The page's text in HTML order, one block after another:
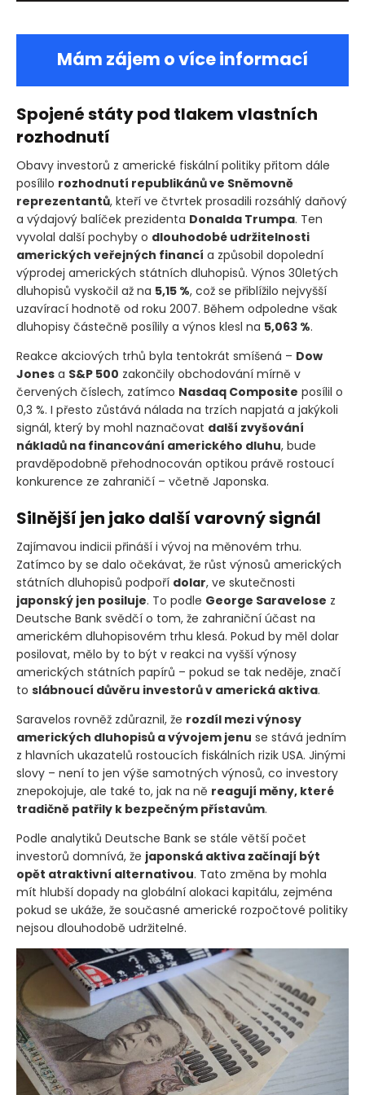
Mám zájem o více informací
Spojené státy pod tlakem vlastních
rozhodnutí
Obavy investorů z americké fiskální politiky přitom dále
posílilo rozhodnutí republikánů ve Sněmovně
reprezentantů, kteří ve čtvrtek prosadili rozsáhlý daňový
a výdajový balíček prezidenta Donalda Trumpa. Ten
vyvolal další pochyby o dlouhodobé udržitelnosti
amerických veřejných financí a způsobil dopolední
výprodej amerických státních dluhopisů. Výnos 30letých
dluhopisů vyskočil až na 5,15 %, což se přiblížilo nejvyšší
uzavírací hodnotě od roku 2007. Během odpoledne však
dluhopisy částečně posílily a výnos klesl na 5,063 %.
Reakce akciových trhů byla tentokrát smíšená – Dow
Jones a S&P 500 zakončily obchodování mírně v
červených číslech, zatímco Nasdaq Composite posílil o
0,3 %. I přesto zůstává nálada na trzích napjatá a jakýkoli
signál, který by mohl naznačovat další zvyšování
nákladů na financování amerického dluhu, bude
pravděpodobně přehodnocován optikou právě rostoucí
konkurence ze zahraničí – včetně Japonska.
Silnější jen jako další varovný signál
Zajímavou indicii přináší i vývoj na měnovém trhu.
Zatímco by se dalo očekávat, že růst výnosů amerických
státních dluhopisů podpoří dolar, ve skutečnosti
japonský jen posiluje. To podle George Saravelose z
Deutsche Bank svědčí o tom, že zahraniční účast na
americkém dluhopisovém trhu klesá. Pokud by měl dolar
posilovat, mělo by to být v reakci na vyšší výnosy
amerických státních papírů – pokud se tak neděje, značí
to slábnoucí důvěru investorů v americká aktiva.
Saravelos rovněž zdůraznil, že rozdíl mezi výnosy
amerických dluhopisů a vývojem jenu se stává jedním
z hlavních ukazatelů rostoucích fiskálních rizik USA. Jinými
slovy – není to jen výše samotných výnosů, co investory
znepokojuje, ale také to, jak na ně reagují měny, které
tradičně patřily k bezpečným přístavům.
Podle analytiků Deutsche Bank se stále větší počet
investorů domnívá, že japonská aktiva začínají být
opět atraktivní alternativou. Tato změna by mohla
mít hlubší dopady na globální alokaci kapitálu, zejména
pokud se ukáže, že současné americké rozpočtové politiky
nejsou dlouhodobě udržitelné.